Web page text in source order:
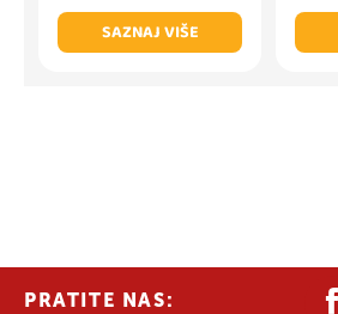
SAZNAJ VIŠE
PRATITE NAS: